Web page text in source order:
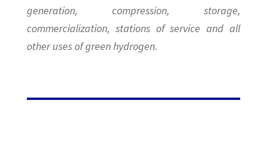
generation, compression, storage,
commercialization, stations of service and all
other uses of green hydrogen.